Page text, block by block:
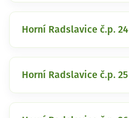
Horní Radslavice č.p. 24
Horní Radslavice č.p. 25